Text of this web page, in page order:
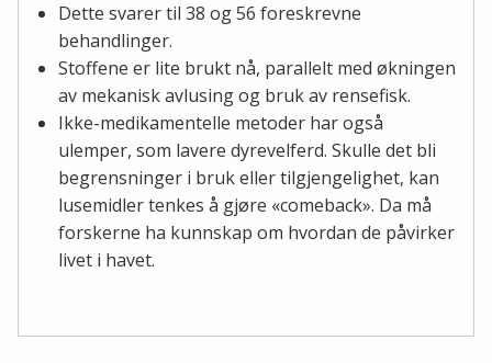
Dette svarer til 38 og 56 foreskrevne
behandlinger.
Stoffene er lite brukt nå, parallelt med økningen
av mekanisk avlusing og bruk av rensefisk.
Ikke-medikamentelle metoder har også
ulemper, som lavere dyrevelferd. Skulle det bli
begrensninger i bruk eller tilgjengelighet, kan
lusemidler tenkes å gjøre «comeback». Da må
forskerne ha kunnskap om hvordan de påvirker
livet i havet.